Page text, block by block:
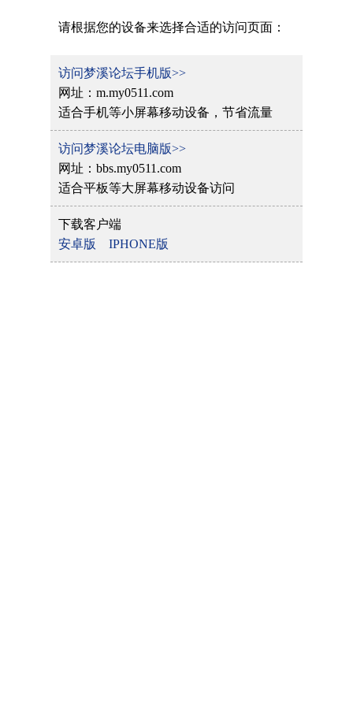
请根据您的设备来选择合适的访问页面：
访问梦溪论坛手机版>>
网址：m.my0511.com
适合手机等小屏幕移动设备，节省流量
访问梦溪论坛电脑版>>
网址：bbs.my0511.com
适合平板等大屏幕移动设备访问
下载客户端
安卓版
IPHONE版